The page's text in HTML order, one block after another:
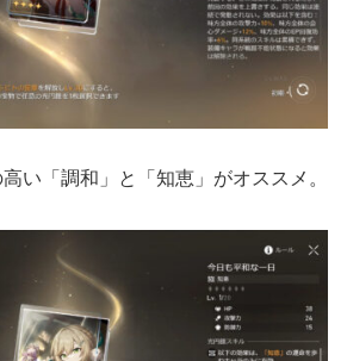
い「調和」と「知恵」がオススメ。